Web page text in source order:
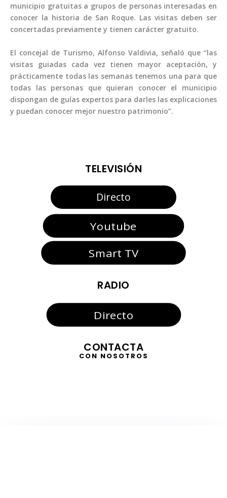
municipio gratuitas a grupos de personas interesadas en
conocer la historia de San Roque. Las visitas deben ser
concertadas previamente y tienen carácter gratuito.
El concejal de Turismo, Alfonso Valdivia, señaló que “las
visitas guiadas cada vez tienen mayor aceptación, y
prácticamente todas las semanas tenemos una para que
todas las personas que quieran conocer el municipio
dispongan de guías expertos para darles las explicaciones
y puedan conocer mejor nuestro patrimonio”.
TELEVISIÓN
Directo
Youtube
Smart TV
RADIO
Directo
CONTACTA
CON NOSOTROS